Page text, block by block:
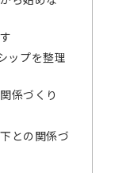
ップを整理
係づくり
との関係づ